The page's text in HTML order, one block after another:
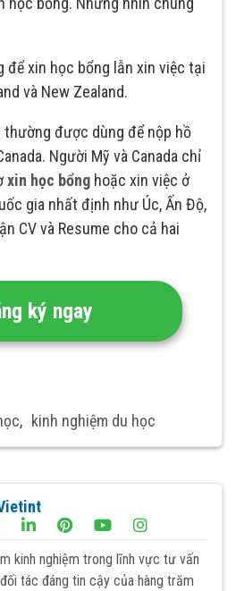
để xin học bổng lẫn xin việc tại
và New Zealand.
thường được dùng để nộp hồ
Người Mỹ và Canada chỉ
xin học bổng hoặc xin việc ở
gia nhất định như Úc, Ấn Độ,
CV và Resume cho cả hai
ký ngay
, kinh nghiệm du học
kinh nghiệm trong lĩnh vực tư vấn
tác đáng tin cậy của hàng trăm